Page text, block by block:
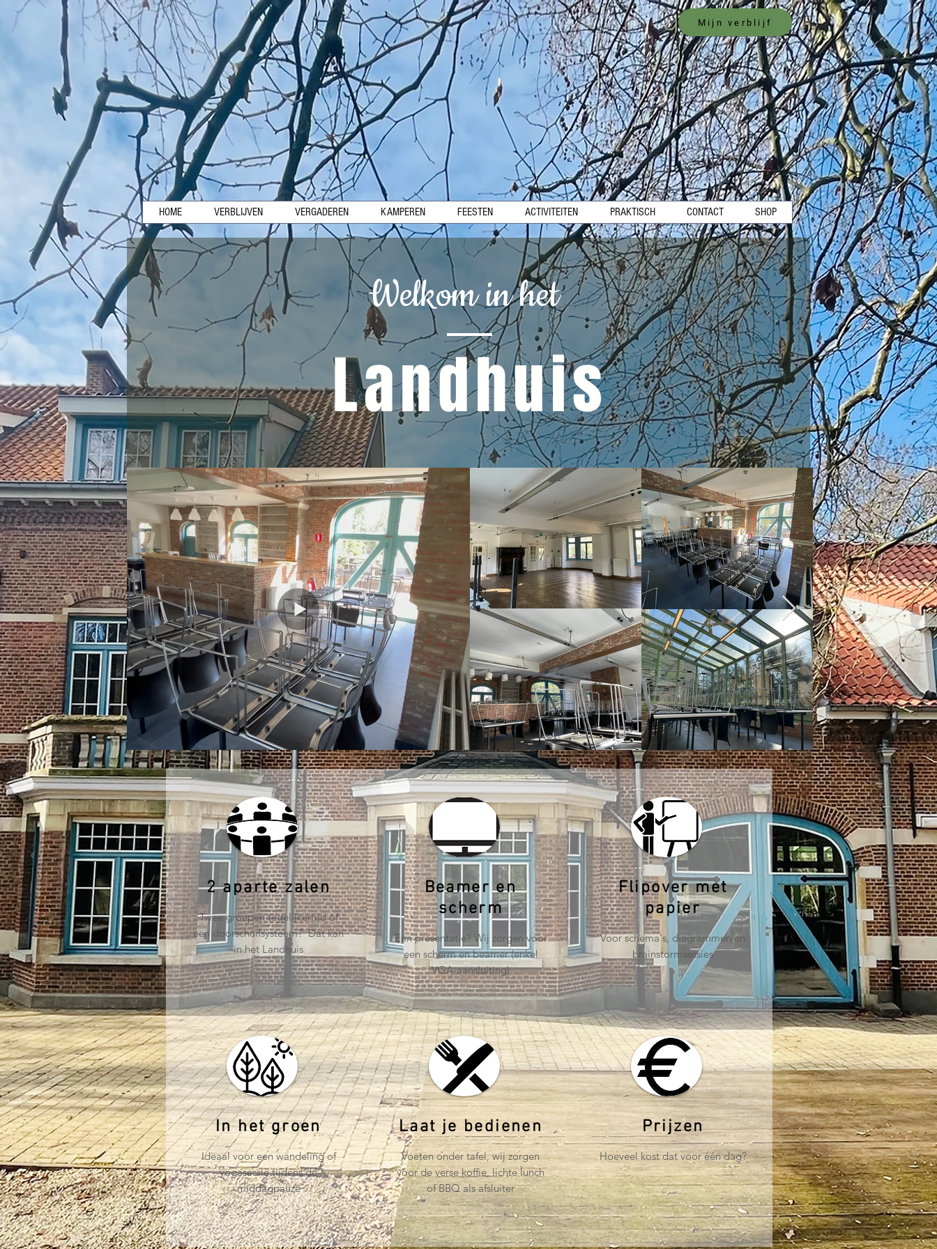
Mijn verblijf
HOME VERBLIJVEN VERGADEREN KAMPEREN FEESTEN ACTIVITEITEN PRAKTISCH CONTACT SHOP
Welkom in het
Landhuis
2 aparte zalen
Twee groepen tegelijkertijd of
een doorschuifsysteem? Dat kan
in het Landhuis
In het groen
Ideaal voor een wandeling of
yogasessie tijdens de
middagpauze
Beamer en
scherm
Een presentatie? Wij zorgen voor
een scherm en beamer (enkel
VGA-aansluiting)
Laat je bedienen
Voeten onder tafel, wij zorgen
voor de verse koffie, lichte lunch
of BBQ als afsluiter
Flipover met
papier
Voor schema's, diagrammen en
brainstormsessies
Prijzen
Hoeveel kost dat voor één dag?